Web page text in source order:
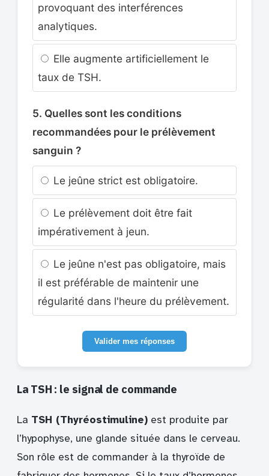
provoquant des interférences
analytiques.
Elle augmente artificiellement le
taux de TSH.
5. Quelles sont les conditions
recommandées pour le prélèvement
sanguin ?
Le jeûne strict est obligatoire.
Le prélèvement doit être fait
impérativement à jeun.
Le jeûne n'est pas obligatoire, mais
il est préférable de maintenir une
régularité dans l'heure du prélèvement.
Valider mes réponses
La TSH : le signal de commande
La TSH (Thyréostimuline) est produite par
l’hypophyse, une glande située dans le cerveau.
Son rôle est de commander à la thyroïde de